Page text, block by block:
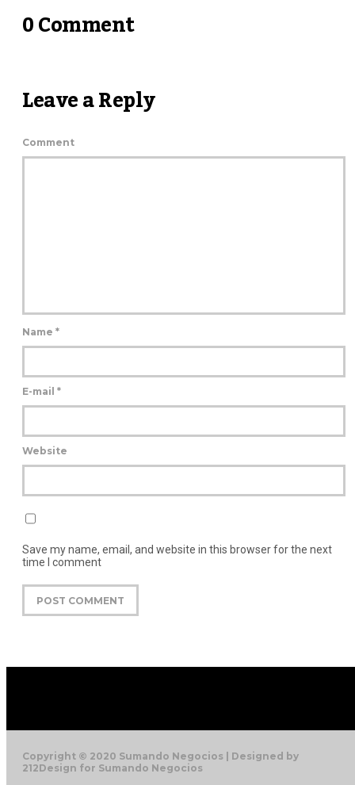
0 Comment
Leave a Reply
Comment
Name *
E-mail *
Website
Save my name, email, and website in this browser for the next
time I comment
Copyright © 2020 Sumando Negocios | Designed by
212Design for Sumando Negocios